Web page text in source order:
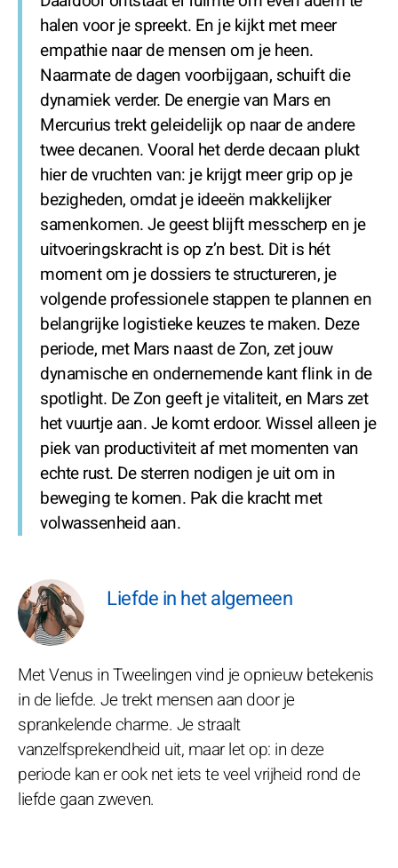
halen voor je spreekt. En je kijkt met meer
empathie naar de mensen om je heen.
Naarmate de dagen voorbijgaan, schuift die
dynamiek verder. De energie van Mars en
Mercurius trekt geleidelijk op naar de andere
twee decanen. Vooral het derde decaan plukt
hier de vruchten van: je krijgt meer grip op je
bezigheden, omdat je ideeën makkelijker
samenkomen. Je geest blijft messcherp en je
uitvoeringskracht is op z’n best. Dit is hét
moment om je dossiers te structureren, je
volgende professionele stappen te plannen en
belangrijke logistieke keuzes te maken. Deze
periode, met Mars naast de Zon, zet jouw
dynamische en ondernemende kant flink in de
spotlight. De Zon geeft je vitaliteit, en Mars zet
het vuurtje aan. Je komt erdoor. Wissel alleen je
piek van productiviteit af met momenten van
echte rust. De sterren nodigen je uit om in
beweging te komen. Pak die kracht met
volwassenheid aan.
Liefde in het algemeen
Met Venus in Tweelingen vind je opnieuw betekenis
in de liefde. Je trekt mensen aan door je
sprankelende charme. Je straalt
vanzelfsprekendheid uit, maar let op: in deze
periode kan er ook net iets te veel vrijheid rond de
liefde gaan zweven.